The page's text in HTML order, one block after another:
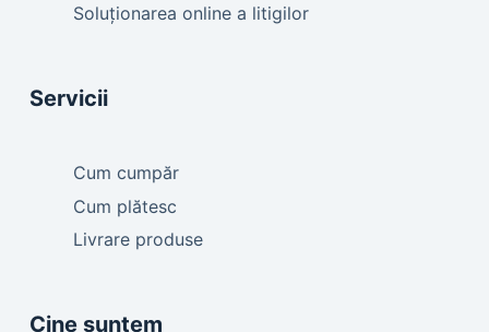
Soluționarea online a litigilor
Servicii
Cum cumpăr
Cum plătesc
Livrare produse
Cine suntem